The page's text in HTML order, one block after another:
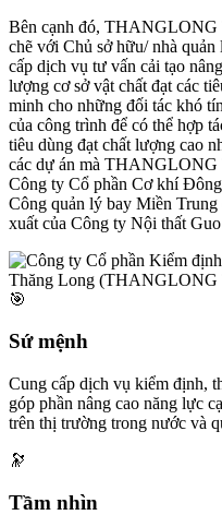
Bên cạnh đó, THANGLONG
chẽ với Chủ sở hữu/ nhà
cấp dịch vụ tư vấn cải tạo
lượng cơ sở vật chất đạt các
minh cho những đối tác khó
của công trình để có thể hợp
tiêu dùng đạt chất lượng cao
các dự án mà THANGLONG
Công ty Cổ phần Cơ khí
Công quản lý bay Miền
xuất của Công ty Nội thất
🎯
Sứ mệnh
Cung cấp dịch vụ kiểm định,
góp phần nâng cao năng lực
trên thị trường trong nước và
🔭
Tầm nhìn